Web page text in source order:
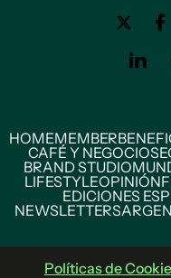
HOMEMEMBER
CAFÉ Y NEGOCIOS
BRAND STUDIO
LIFESTYLEOPINIÓN
EDICIONES
NEWSLETTERS
Políticas de